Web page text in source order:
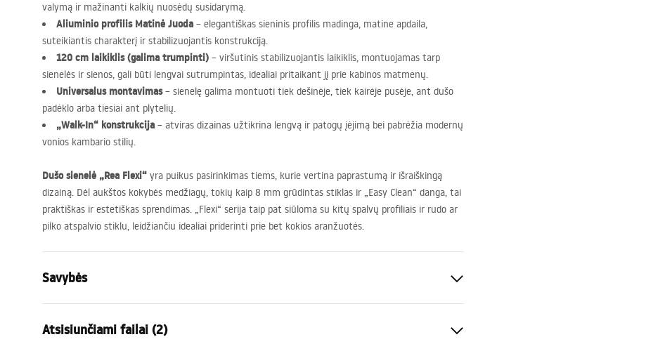
valymą ir mažinanti kalkių nuosėdų susidarymą.
Aliuminio profilis Matinė Juoda – elegantiškas sieninis profilis madinga, matine apdaila,
suteikiantis charakterį ir stabilizuojantis konstrukciją.
120 cm laikiklis (galima trumpinti) – viršutinis stabilizuojantis laikiklis, montuojamas tarp
sienelės ir sienos, gali būti lengvai sutrumpintas, idealiai pritaikant jį prie kabinos matmenų.
Universalus montavimas– sienelę galima montuoti tiek dešinėje, tiek kairėje pusėje, ant dušo
padėklo arba tiesiai ant plytelių.
„Walk-In“ konstrukcija – atviras dizainas užtikrina lengvą ir patogų įėjimą bei pabrėžia modernų
vonios kambario stilių.
Dušo sienelė „Rea Flexi“ yra puikus pasirinkimas tiems, kurie vertina paprastumą ir išraiškingą
dizainą. Dėl aukštos kokybės medžiagų, tokių kaip 8 mm grūdintas stiklas ir „Easy Clean“ danga, tai
praktiškas ir estetiškas sprendimas. „Flexi“ serija taip pat siūloma su kitų spalvų profiliais ir rudo ar
pilko atspalvio stiklu, leidžiančiu idealiai priderinti prie bet kokios aranžuotės.
Savybės
Spalva
Atsisiunčiami failai (2)